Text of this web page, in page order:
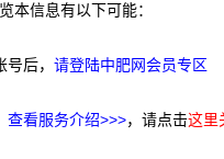
本信息有以下可能：
后， 请登陆中肥网会员专区
查看服务介绍>>>，请点击这里